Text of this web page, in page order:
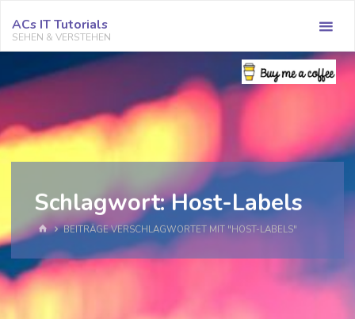
Inhalt
springen
ACs IT Tutorials
SEHEN & VERSTEHEN
Schlagwort:Host-Labels
STARTBEITRÄGE VERSCHLAGWORTET MIT "HOST-LABELS"